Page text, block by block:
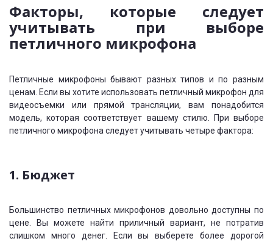
Факторы, которые следует
учитывать при выборе
петличного микрофона
Петличные микрофоны бывают разных типов и по разным
ценам. Если вы хотите использовать петличный микрофон для
видеосъемки или прямой трансляции, вам понадобится
модель, которая соответствует вашему стилю. При выборе
петличного микрофона следует учитывать четыре фактора:
1. Бюджет
Большинство петличных микрофонов довольно доступны по
цене. Вы можете найти приличный вариант, не потратив
слишком много денег. Если вы выберете более дорогой